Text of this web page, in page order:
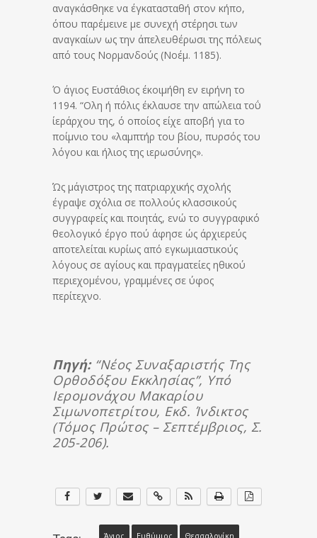
αναγκάσθηκε να έγκατασταθή στον κήπο,
όπου παρέμεινε με συνεχή στέρησι των
αναγκαίων ως την άπελευθέρωσι της πόλεως
από τους Νορμανδούς (Νοέμ. 1185).
Ό άγιος Ευστάθιος έκοιμήθη εν ειρήνη το
1194. “Ολη ή πόλις έκλαυσε την απώλεια τοΰ
ίεράρχου της, ό οποίος είχε αποβή για το
ποίμνιο του «λαμπτήρ του βίου, πυρσός του
λόγου και ήλιος της ιερωσύνης».
Ώς μάγιστρος της πατριαρχικής σχολής
έγραψε σχόλια σε πολλούς κλασσικούς
συγγραφείς και ποιητάς, ενώ το συγγραφικό
θεολογικό έργο πού άφησε ώς άρχιερεύς
αποτελείται κυρίως από εγκωμιαστικούς
λόγους σε αγίους και πραγματείες ηθικού
περιεχομένου, γραμμένες σε ύφος
περίτεχνο.
Πηγή:“Νέος Συναξαριστής Της
Ορθοδόξου Εκκλησίας”, Υπό
Ιερομονάχου Μακαρίου
Σιμωνοπετρίτου, Εκδ. Ίνδικτος
(τόμος Πρώτος – Σεπτέμβριος, Σ.
205-206).
Άγιος Ευθύμιος Θεσσαλονίκη